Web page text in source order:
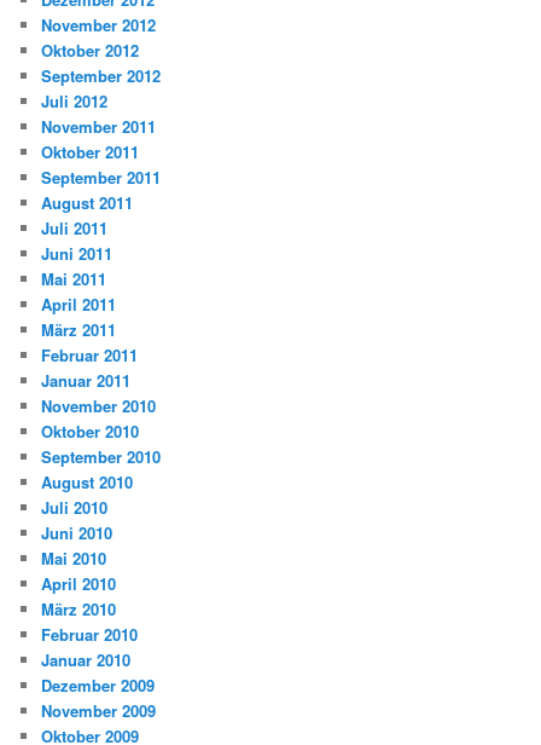
November 2012
Oktober 2012
September 2012
Juli 2012
November 2011
Oktober 2011
September 2011
August 2011
Juli 2011
Juni 2011
Mai 2011
April 2011
März 2011
Februar 2011
Januar 2011
November 2010
Oktober 2010
September 2010
August 2010
Juli 2010
Juni 2010
Mai 2010
April 2010
März 2010
Februar 2010
Januar 2010
Dezember 2009
November 2009
Oktober 2009